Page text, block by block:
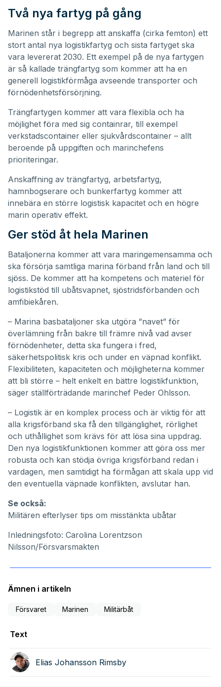
Två nya fartyg på gång
Marinen står i begrepp att anskaffa (cirka femton) ett
stort antal nya logistikfartyg och sista fartyget ska
vara levererat 2030. Ett exempel på de nya fartygen
är så kallade trängfartyg som kommer att ha en
generell logistikförmåga avseende transporter och
förnödenhetsförsörjning.
Trängfartygen kommer att vara flexibla och ha
möjlighet föra med sig containrar, till exempel
verkstadscontainer eller sjukvårdscontainer – allt
beroende på uppgiften och marinchefens
prioriteringar.
Anskaffning av trängfartyg, arbetsfartyg,
hamnbogserare och bunkerfartyg kommer att
innebära en större logistisk kapacitet och en högre
marin operativ effekt.
Ger stöd åt hela Marinen
Bataljonerna kommer att vara maringemensamma och
ska försörja samtliga marina förband från land och till
sjöss. De kommer att ha kompetens och materiel för
logistikstöd till ubåtsvapnet, sjöstridsförbanden och
amfibiekåren.
– Marina basbataljoner ska utgöra ”navet” för
överlämning från bakre till främre nivå vad avser
förnödenheter, detta ska fungera i fred,
säkerhetspolitisk kris och under en väpnad konflikt.
Flexibiliteten, kapaciteten och möjligheterna kommer
att bli större – helt enkelt en bättre logistikfunktion,
säger ställförträdande marinchef Peder Ohlsson.
– Logistik är en komplex process och är viktig för att
alla krigsförband ska få den tillgänglighet, rörlighet
och uthållighet som krävs för att lösa sina uppdrag.
Den nya logistikfunktionen kommer att göra oss mer
robusta och kan stödja övriga krigsförband redan i
vardagen, men samtidigt ha förmågan att skala upp vid
den eventuella väpnade konflikten, avslutar han.
Se också:
Militären efterlyser tips om misstänkta ubåtar
Inledningsfoto: Carolina Lorentzson
Nilsson/Försvarsmakten
Ämnen i artikeln
Försvaret Marinen Militärbåt
Text
Elias Johansson Rimsby